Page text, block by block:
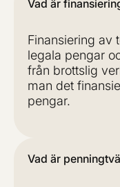
Vad är
Finansiering av
legala pengar
från brottslig
man det
pengar.
Vad är